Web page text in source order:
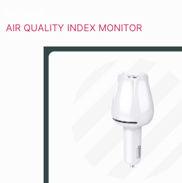
AIR QUALITY INDEX MONITOR